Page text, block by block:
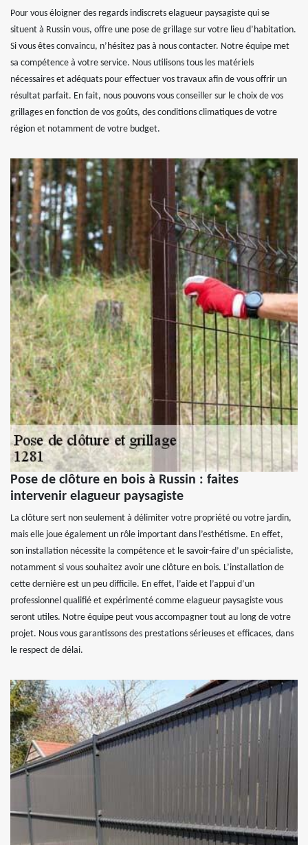
Pour vous éloigner des regards indiscrets elagueur paysagiste qui se
situent à Russin vous, offre une pose de grillage sur votre lieu d’habitation.
Si vous êtes convaincu, n’hésitez pas à nous contacter. Notre équipe met
sa compétence à votre service. Nous utilisons tous les matériels
nécessaires et adéquats pour effectuer vos travaux afin de vous offrir un
résultat parfait. En fait, nous pouvons vous conseiller sur le choix de vos
grillages en fonction de vos goûts, des conditions climatiques de votre
région et notamment de votre budget.
Pose de clôture en bois à Russin : faites
intervenir elagueur paysagiste
La clôture sert non seulement à délimiter votre propriété ou votre jardin,
mais elle joue également un rôle important dans l’esthétisme. En effet,
son installation nécessite la compétence et le savoir-faire d’un spécialiste,
notamment si vous souhaitez avoir une clôture en bois. L’installation de
cette dernière est un peu difficile. En effet, l’aide et l’appui d’un
professionnel qualifié et expérimenté comme elagueur paysagiste vous
seront utiles. Notre équipe peut vous accompagner tout au long de votre
projet. Nous vous garantissons des prestations sérieuses et efficaces, dans
le respect de délai.